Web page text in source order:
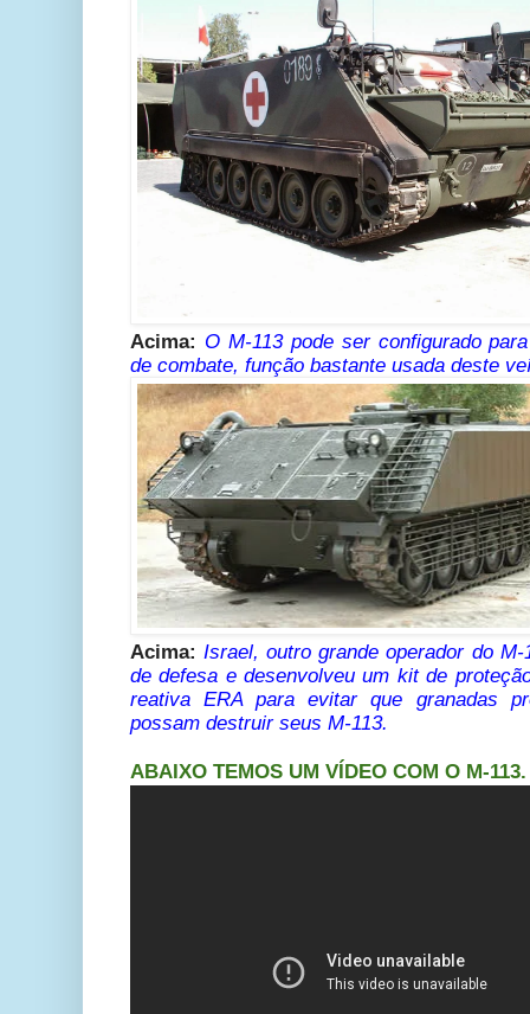
Acima: O M-113 pode ser configurado
de combate, função bastante usada deste
Acima: Israel, outro grande operador do
de defesa e desenvolveu um kit de
reativa ERA para evitar que granadas
possam destruir seus M-113.
ABAIXO TEMOS UM VÍDEO COM O M-113.